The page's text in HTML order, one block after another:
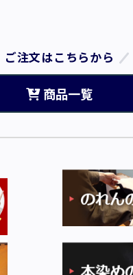
ご注文はこちらから
商品一覧